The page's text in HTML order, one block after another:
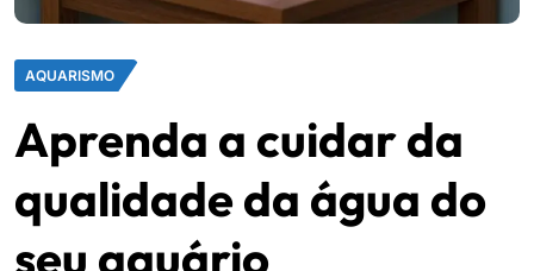
AQUARISMO
Aprenda a cuidar da
qualidade da água do
seu aquário